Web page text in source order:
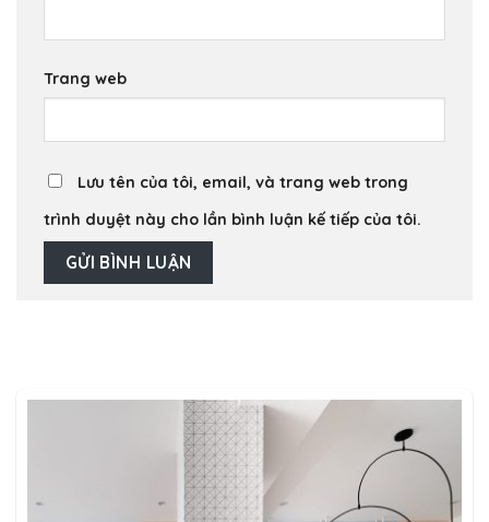
Trang web
Lưu tên của tôi, email, và trang web trong
trình duyệt này cho lần bình luận kế tiếp của tôi.